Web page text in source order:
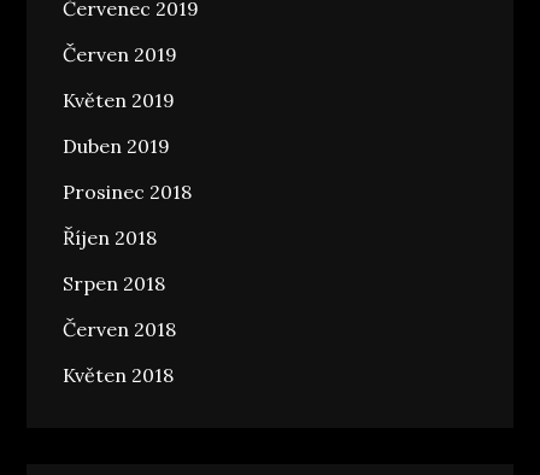
Červenec 2019
Červen 2019
Květen 2019
Duben 2019
Prosinec 2018
Říjen 2018
Srpen 2018
Červen 2018
Květen 2018